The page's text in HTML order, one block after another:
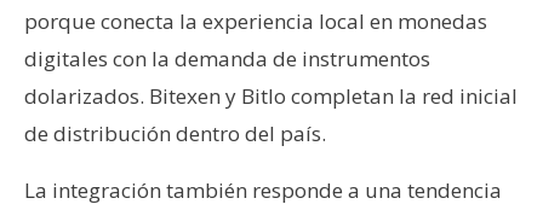
porque conecta la experiencia local en monedas
digitales con la demanda de instrumentos
dolarizados. Bitexen y Bitlo completan la red inicial
de distribución dentro del país.
La integración también responde a una tendencia